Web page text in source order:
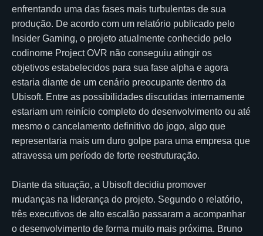
enfrentando uma das fases mais turbulentas de sua
produção. De acordo com um relatório publicado pelo
Insider Gaming, o projeto atualmente conhecido pelo
codinome Project OVR não conseguiu atingir os
objetivos estabelecidos para sua fase alpha e agora
estaria diante de um cenário preocupante dentro da
Ubisoft. Entre as possibilidades discutidas internamente
estariam um reinício completo do desenvolvimento ou até
mesmo o cancelamento definitivo do jogo, algo que
representaria mais um duro golpe para uma empresa que
atravessa um período de forte reestruturação.
Diante da situação, a Ubisoft decidiu promover
mudanças na liderança do projeto. Segundo o relatório,
três executivos de alto escalão passaram a acompanhar
o desenvolvimento de forma muito mais próxima. Bruno